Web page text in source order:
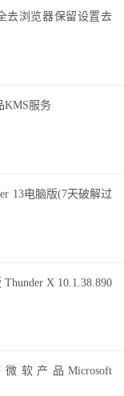
去浏览器保留设置去
KMS服务
13电脑版(7天破解过
X 10.1.38.890
软产品Microsoft